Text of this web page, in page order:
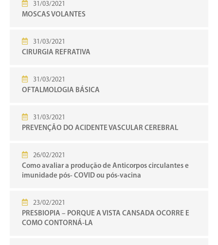
31/03/2021
MOSCAS VOLANTES
31/03/2021
CIRURGIA REFRATIVA
31/03/2021
OFTALMOLOGIA BÁSICA
31/03/2021
PREVENÇÃO DO ACIDENTE VASCULAR CEREBRAL
26/02/2021
Como avaliar a produção de Anticorpos circulantes e
imunidade pós- COVID ou pós-vacina
23/02/2021
PRESBIOPIA – PORQUE A VISTA CANSADA OCORRE E
COMO CONTORNÁ-LA